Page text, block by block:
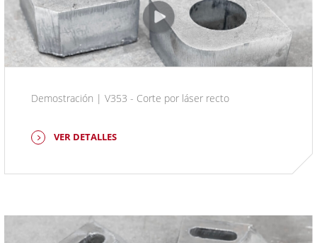
Demostración | V353 - Corte por láser recto
VER DETALLES